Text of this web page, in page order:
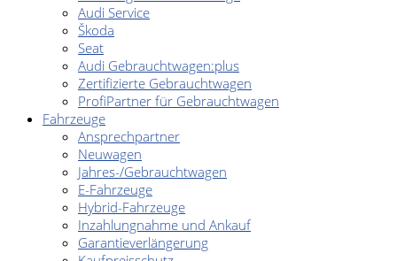
Audi Service
Škoda
Seat
Audi Gebrauchtwagen:plus
Zertifizierte Gebrauchtwagen
ProfiPartner für Gebrauchtwagen
Fahrzeuge
Ansprechpartner
Neuwagen
Jahres-/Gebrauchtwagen
E-Fahrzeuge
Hybrid-Fahrzeuge
Inzahlungnahme und Ankauf
Garantieverlängerung